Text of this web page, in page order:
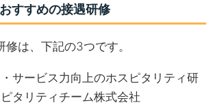
すすめの接遇研修
は、下記の3つです。
・サービス力向上のホスピタリティ研
タリティチーム株式会社